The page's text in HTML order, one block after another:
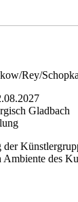
Rey/
Gladbach
der
Ambiente des